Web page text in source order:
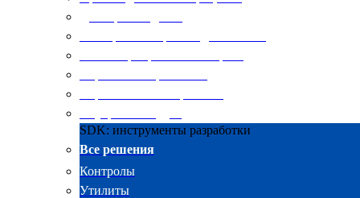
SDK: инструменты разработки
Все решения
Контролы
Утилиты